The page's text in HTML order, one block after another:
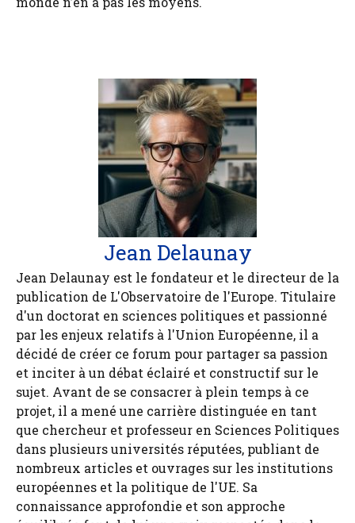
Jean Delaunay
Jean Delaunay est le fondateur et le directeur de la
publication de L'Observatoire de l'Europe. Titulaire
d'un doctorat en sciences politiques et passionné
par les enjeux relatifs à l'Union Européenne, il a
décidé de créer ce forum pour partager sa passion
et inciter à un débat éclairé et constructif sur le
sujet. Avant de se consacrer à plein temps à ce
projet, il a mené une carrière distinguée en tant
que chercheur et professeur en Sciences Politiques
dans plusieurs universités réputées, publiant de
nombreux articles et ouvrages sur les institutions
européennes et la politique de l'UE. Sa
connaissance approfondie et son approche